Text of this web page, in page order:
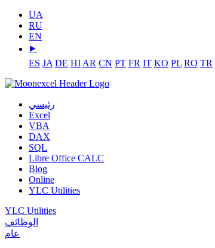
UA
RU
EN
⯈
ES JA DE HI AR CN PT FR IT KO PL RO TR
رئيسي
Excel
VBA
DAX
SQL
Libre Office CALC
Blog
Online
YLC Utilities
YLC Utilities
الوظائف
عام